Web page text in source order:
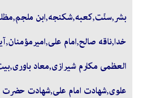
بشر,سنّت,کعبه,شکنجه,ابن
خدا,ناقه صالح,امام
العظمی مکارم شیرازی,معاد
علوی,شهادت امام علی,شهادت